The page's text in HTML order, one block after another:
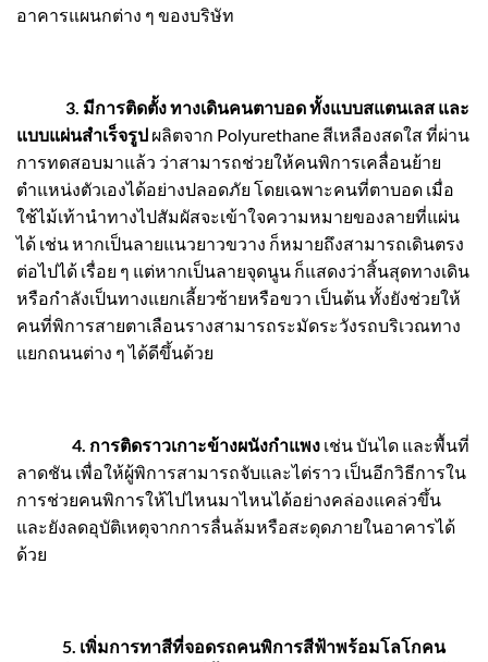
อาคารแผนกต่าง ๆ ของบริษัท
3. มีการติดตั้ง ทางเดินคนตาบอด ทั้งแบบสแตนเลส และ
แบบแผ่นสำเร็จรูป ผลิตจาก Polyurethane สีเหลืองสดใส ที่ผ่าน
การทดสอบมาแล้ว ว่าสามารถช่วยให้คนพิการเคลื่อนย้าย
ตำแหน่งตัวเองได้อย่างปลอดภัย โดยเฉพาะคนที่ตาบอด เมื่อ
ใช้ไม้เท้านำทางไปสัมผัสจะเข้าใจความหมายของลายที่แผ่น
ได้ เช่น หากเป็นลายแนวยาวขวาง ก็หมายถึงสามารถเดินตรง
ต่อไปได้ เรื่อย ๆ แต่หากเป็นลายจุดนูน ก็แสดงว่าสิ้นสุดทางเดิน
หรือกำลังเป็นทางแยกเลี้ยวซ้ายหรือขวา เป็นต้น ทั้งยังช่วยให้
คนที่พิการสายตาเลือนรางสามารถระมัดระวังรถบริเวณทาง
แยกถนนต่าง ๆ ได้ดีขึ้นด้วย
4. การติดราวเกาะข้างผนังกำแพง เช่น บันได และพื้นที่
ลาดชัน เพื่อให้ผู้พิการสามารถจับและไต่ราว เป็นอีกวิธีการใน
การช่วยคนพิการให้ไปไหนมาไหนได้อย่างคล่องแคล่วขึ้น
และยังลดอุบัติเหตุจากการลื่นล้มหรือสะดุดภายในอาคารได้
ด้วย
5. เพิ่มการทาสีที่จอดรถคนพิการสีฟ้าพร้อมโลโกคน